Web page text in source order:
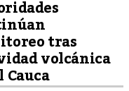
tras
volcánica
Cauca